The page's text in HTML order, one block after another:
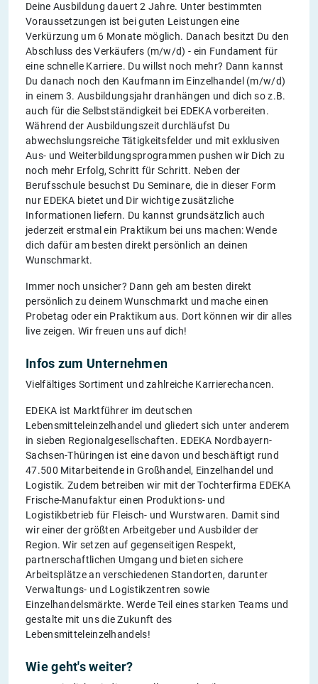
Deine Ausbildung dauert 2 Jahre. Unter bestimmten
Voraussetzungen ist bei guten Leistungen eine
Verkürzung um 6 Monate möglich. Danach besitzt Du den
Abschluss des Verkäufers (m/w/d) - ein Fundament für
eine schnelle Karriere. Du willst noch mehr? Dann kannst
Du danach noch den Kaufmann im Einzelhandel (m/w/d)
in einem 3. Ausbildungsjahr dranhängen und dich so z.B.
auch für die Selbstständigkeit bei EDEKA vorbereiten.
Während der Ausbildungszeit durchläufst Du
abwechslungsreiche Tätigkeitsfelder und mit exklusiven
Aus- und Weiterbildungsprogrammen pushen wir Dich zu
noch mehr Erfolg, Schritt für Schritt. Neben der
Berufsschule besuchst Du Seminare, die in dieser Form
nur EDEKA bietet und Dir wichtige zusätzliche
Informationen liefern. Du kannst grundsätzlich auch
jederzeit erstmal ein Praktikum bei uns machen: Wende
dich dafür am besten direkt persönlich an deinen
Wunschmarkt.
Immer noch unsicher? Dann geh am besten direkt
persönlich zu deinem Wunschmarkt und mache einen
Probetag oder ein Praktikum aus. Dort können wir dir alles
live zeigen. Wir freuen uns auf dich!
Infos zum Unternehmen
Vielfältiges Sortiment und zahlreiche Karrierechancen.
EDEKA ist Marktführer im deutschen
Lebensmitteleinzelhandel und gliedert sich unter anderem
in sieben Regionalgesellschaften. EDEKA Nordbayern-
Sachsen-Thüringen ist eine davon und beschäftigt rund
47.500 Mitarbeitende in Großhandel, Einzelhandel und
Logistik. Zudem betreiben wir mit der Tochterfirma EDEKA
Frische-Manufaktur einen Produktions- und
Logistikbetrieb für Fleisch- und Wurstwaren. Damit sind
wir einer der größten Arbeitgeber und Ausbilder der
Region. Wir setzen auf gegenseitigen Respekt,
partnerschaftlichen Umgang und bieten sichere
Arbeitsplätze an verschiedenen Standorten, darunter
Verwaltungs- und Logistikzentren sowie
Einzelhandelsmärkte. Werde Teil eines starken Teams und
gestalte mit uns die Zukunft des
Lebensmitteleinzelhandels!
Wie geht's weiter?